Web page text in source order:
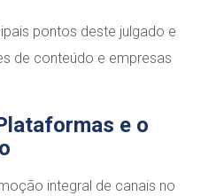
pontos deste julgado e
de conteúdo e empresas
e o
integral de canais no